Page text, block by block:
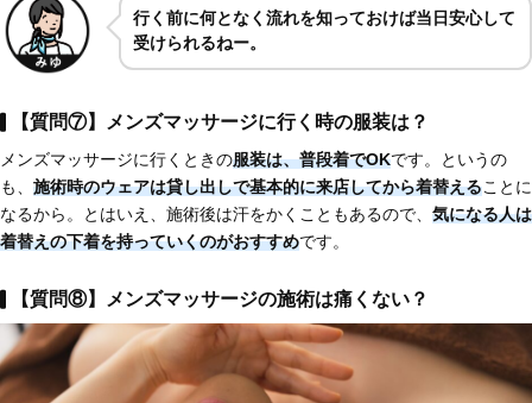
行く前に何となく流れを知っておけば当日安心して
受けられるねー。
【質問⑦】メンズマッサージに行く時の服装は？
メンズマッサージに行くときの服装は、普段着でOKです。というの
も、 施術時のウェアは貸し出しで基本的に来店してから着替えることに
なるから。とはいえ、施術後は汗をかくこともあるので、 気になる人は
着替えの下着を持っていくのがおすすめです。
【質問⑧】メンズマッサージの施術は痛くない？